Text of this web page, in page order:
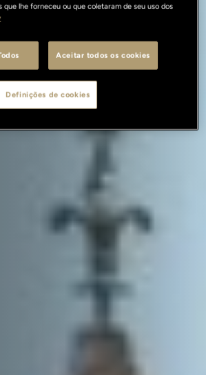
lhe forneceu ou que coletaram de seu uso dos
Aceitar todos os cookies
Definições de cookies